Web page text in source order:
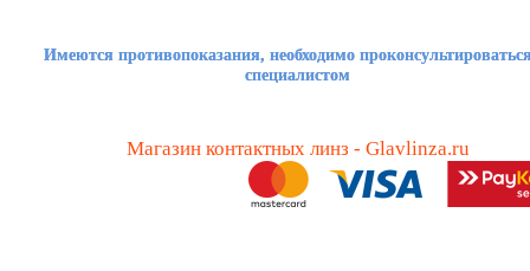
Имеются противопоказания, необходимо
специалистом
Магазин контактных линз - Glavlinza.ru